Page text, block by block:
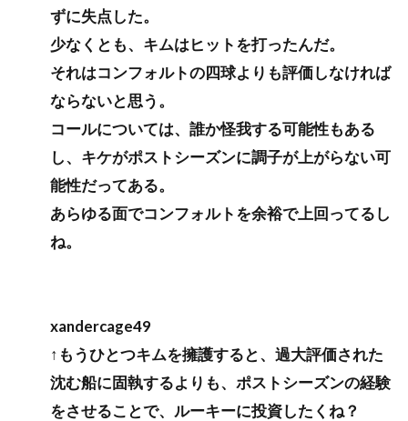
ずに失点した。
少なくとも、キムはヒットを打ったんだ。
それはコンフォルトの四球よりも評価しなければ
ならないと思う。
コールについては、誰か怪我する可能性もある
し、キケがポストシーズンに調子が上がらない可
能性だってある。
あらゆる面でコンフォルトを余裕で上回ってるし
ね。
xandercage49
↑もうひとつキムを擁護すると、過大評価された
沈む船に固執するよりも、ポストシーズンの経験
をさせることで、ルーキーに投資したくね？